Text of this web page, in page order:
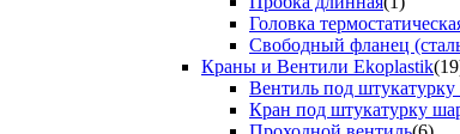
Головка
Свободный фланец
Краны и Вентили Ekoplastik
Вентиль под
Кран под штукатурку